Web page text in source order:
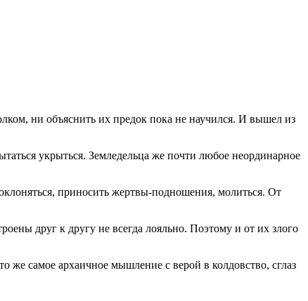
ни объяснить их предок пока не научился. И вышел из
укрыться. Земледельца же почти любое неординарное
приносить жертвы-подношения, молиться. От
друг к другу не всегда лояльно. Поэтому и от их злого
же самое архаичное мышление с верой в колдовство, сглаз